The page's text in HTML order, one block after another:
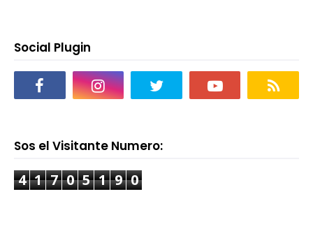
Social Plugin
Sos el Visitante Numero:
4 1 7 0 5 1 9 0